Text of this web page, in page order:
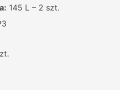
145 L – 2 szt.